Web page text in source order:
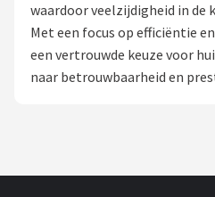
Juicers
Shop
waardoor veelzijdigheid in de
Met een focus op efficiëntie
een vertrouwde keuze voor
naar betrouwbaarheid en